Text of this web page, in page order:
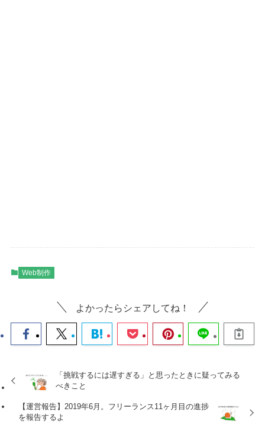
Web制作
よかったらシェアしてね！
「挑戦するには遅すぎる」と思ったときに疑ってみる
べきこと
【運営報告】2019年6月。フリーランス11ヶ月目の進捗
を報告するよ